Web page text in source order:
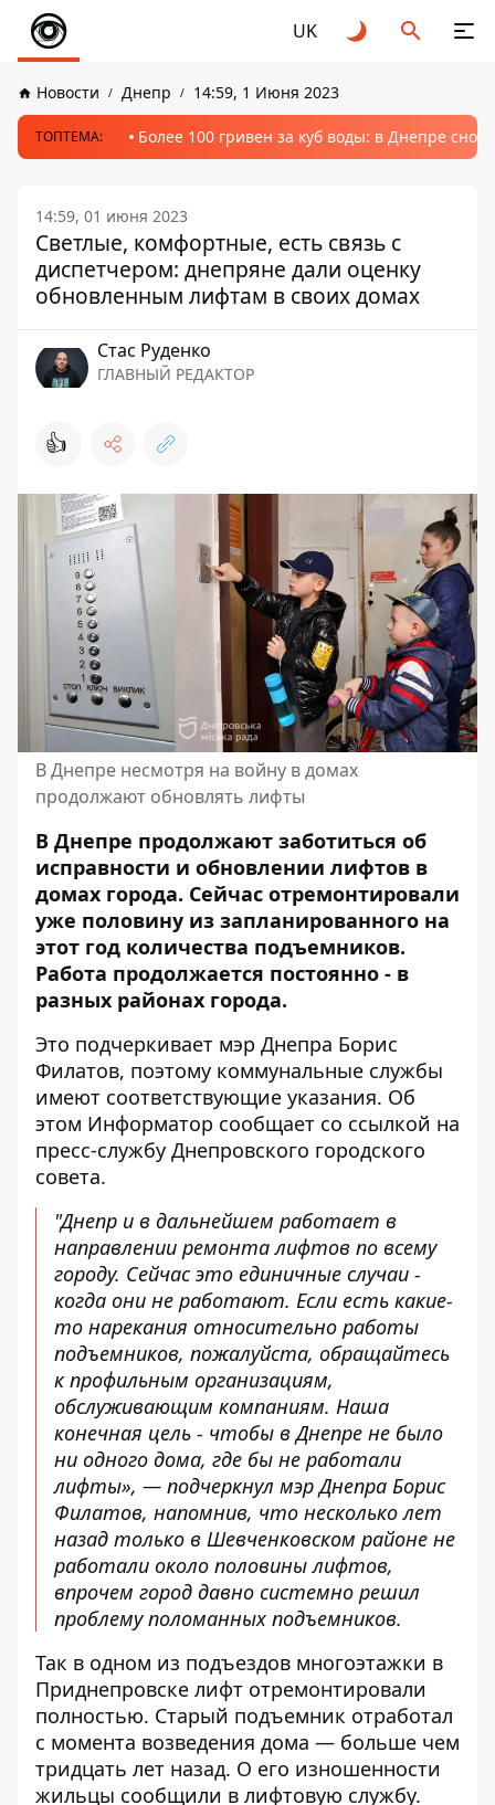
UK
Новости Днепр 14:59, 1 Июня 2023
ТОПТЕМА: Более 100 гривен за куб воды: в Днепре
14:59, 01 июня 2023
Светлые, комфортные, есть связь с
диспетчером: днепряне дали оценку
обновленным лифтам в своих домах
Стаc Руденко
ГЛАВНЫЙ РЕДАКТОР
👍
В Днепре несмотря на войну в домах
продолжают обновлять лифты
В Днепре продолжают заботиться об
исправности и обновлении лифтов в
домах города. Сейчас отремонтировали
уже половину из запланированного на
этот год количества подъемников.
Работа продолжается постоянно - в
разных районах города.
Это подчеркивает мэр Днепра Борис
Филатов, поэтому коммунальные службы
имеют соответствующие указания. Об
этом Информатор сообщает со ссылкой на
пресс-службу Днепровского городского
совета.
"Днепр и в дальнейшем работает в
направлении ремонта лифтов по всему
городу. Сейчас это единичные случаи -
когда они не работают. Если есть какие-
то нарекания относительно работы
подъемников, пожалуйста, обращайтесь
к профильным организациям,
обслуживающим компаниям. Наша
конечная цель - чтобы в Днепре не было
ни одного дома, где бы не работали
лифты», — подчеркнул мэр Днепра Борис
Филатов, напомнив, что несколько лет
назад только в Шевченковском районе не
работали около половины лифтов,
впрочем город давно системно решил
проблему поломанных подъемников.
Так в одном из подъездов многоэтажки в
Приднепровске лифт отремонтировали
полностью. Старый подъемник отработал
с момента возведения дома — больше чем
тридцать лет назад. О его изношенности
жильцы сообщили в лифтовую службу.